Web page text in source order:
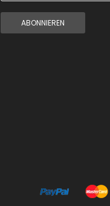
ABONNIEREN